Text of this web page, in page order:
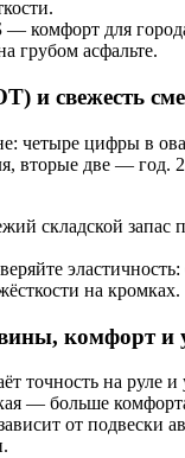
— комфорт для
грубом асфальте.
и свежесть
четыре цифры в
вторые две — год.
складской запас
на кромках.
комфорт и
точность на руле и
— больше
от подвески